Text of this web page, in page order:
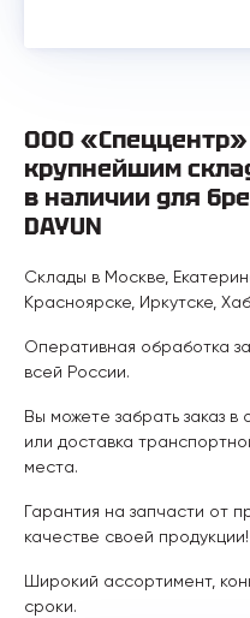
ООО
крупнейшим
в наличии для
DAYUN
Склады в Москве,
Красноярске, Иркутске,
Оперативная обработка
всей России.
Вы можете забрать заказ
или доставка
места.
Гарантия на запчасти от
качестве своей продукции!
Широкий ассортимент,
сроки.